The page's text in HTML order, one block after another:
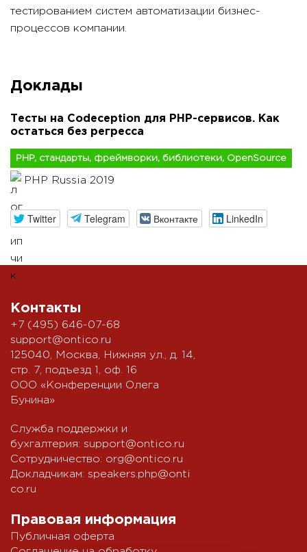
тестированием систем автоматизации бизнес-
процессов компании.
Доклады
Тесты на Codeception для PHP-сервисов. Как
остаться без регресса
PHP, стандарты, фреймворки, библиотеки, OpenSource
PHP Russia 2019
Twitter Telegram Вконтакте LinkedIn
Контакты
+7 (495) 646-07-68
support@ontico.ru
125040, Москва, Нижняя ул., д. 14,
стр. 7, подъезд 1, оф. 16
ООО «Конференции Олега
Бунина»
Служба поддержки и
бухгалтерия: support@ontico.ru
Сотрудничество: org@ontico.ru
Докладчикам: speakers.php@onti
co.ru
Правовая информация
Публичная оферта